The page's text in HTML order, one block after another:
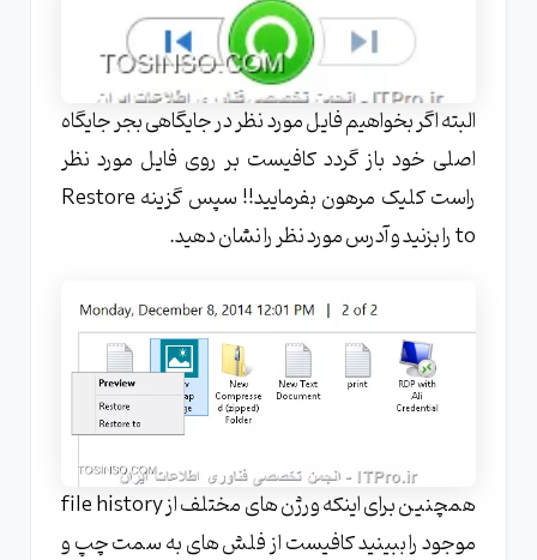
البته اگر بخواهیم فایل مورد نظر در جایگاهی بجر جایگاه
اصلی خود باز گردد کافیست بر روی فایل مورد نظر
راست کلیک مرهون بفرمایید!! سپس گزینه Restore
to را بزنید و آدرس مورد نظر را نشان دهید.
همچنین برای اینکه ورژن های مختلف از file history
موجود را ببینید کافیست از فلش های به سمت چپ و